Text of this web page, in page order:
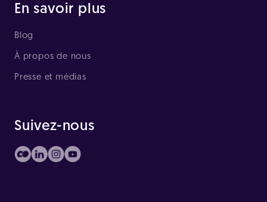
En savoir plus
Blog
À propos de nous
Presse et médias
Suivez-nous